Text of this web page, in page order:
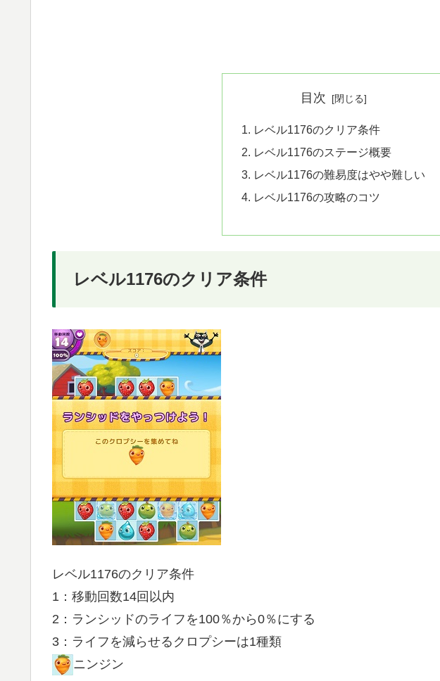
目次
レベル1176のクリア条件
レベル1176のステージ概要
レベル1176の難易度はやや難しい
レベル1176の攻略のコツ
レベル1176のクリア条件
レベル1176のクリア条件
1：移動回数14回以内
2：ランシッドのライフを100％から0％にする
3：ライフを減らせるクロプシーは1種類
ニンジン